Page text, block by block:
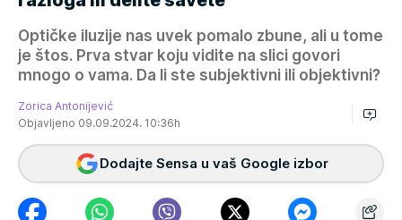
Optičke iluzije nas uvek pomalo zbune, ali u tome
je štos. Prva stvar koju vidite na slici govori
mnogo o vama. Da li ste subjektivni ili objektivni?
Zorica Antonijević
Objavljeno 09.09.2024. 10:36h
Dodajte Sensa u vaš Google izbor